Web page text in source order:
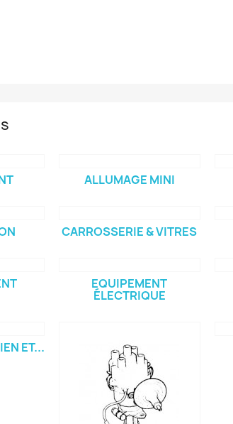
ALLUMAGE MINI
CARROSSERIE & VITRES
EQUIPEMENT
ÉLECTRIQUE
ET...